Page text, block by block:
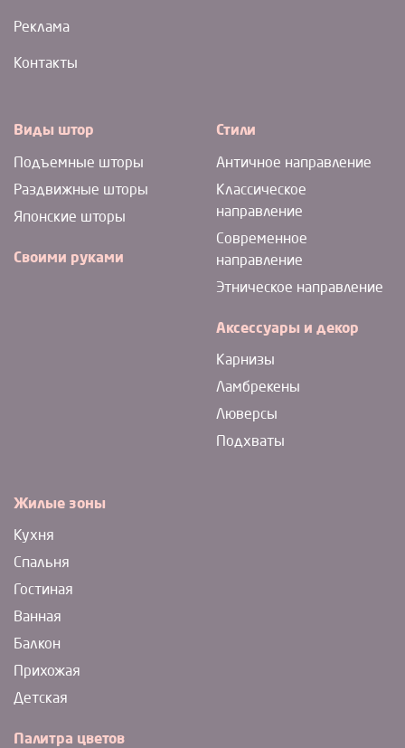
Реклама
Контакты
Виды штор
Подъемные шторы
Раздвижные шторы
Японские шторы
Своими руками
Стили
Античное направление
Классическое
направление
Современное
направление
Этническое направление
Аксессуары и декор
Карнизы
Ламбрекены
Люверсы
Подхваты
Жилые зоны
Кухня
Спальня
Гостиная
Ванная
Балкон
Прихожая
Детская
Палитра цветов